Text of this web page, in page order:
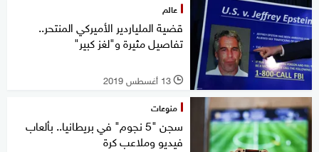
عالم
قضية الملياردير الأميركي المنتحر..
تفاصيل مثيرة و"لغز كبير"
l 13 أغسطس 2019
منوعات
سجن "5 نجوم" في بريطانيا.. بألعاب
فيديو وملاعب كرة